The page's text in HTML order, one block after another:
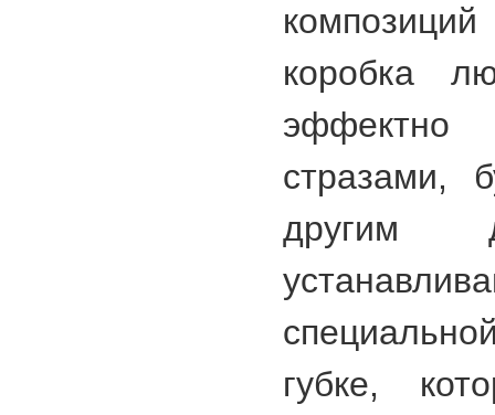
композиций
коробка
стразами,
другим
губке,